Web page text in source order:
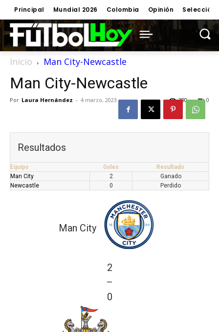
Principal Mundial 2026 Colombia Opinión Selección
Inicio Man City-Newcastle
Man City-Newcastle
Por Laura Hernández - 4 marzo, 2023 0
380
Resultados
Equipo Goles
Resultado
Man City
2
Ganado
Newcastle
0 Perdido
Man City
2
—
0